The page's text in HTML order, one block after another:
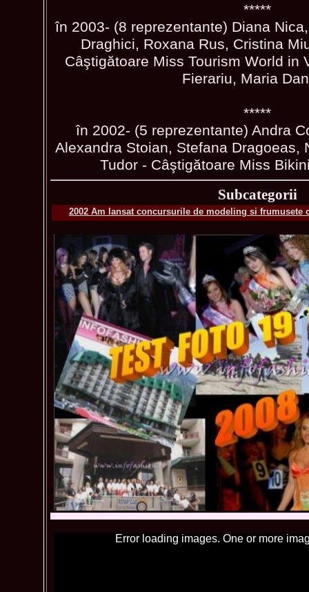
*****
în 2003- (8 reprezentante) Diana
Draghici, Roxana Rus, Cristina
Câştigătoare Miss Tourism World in
Fierariu, Maria
*****
în 2002- (5 reprezentante) Andra
Alexandra Stoian, Stefana Dragoeas,
Tudor - Câştigătoare Miss
Subcategorii
2002 Am lansat concursurile de modeling si frumusete
Error loading images. One or more